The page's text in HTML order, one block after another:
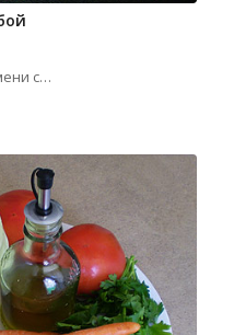
с…